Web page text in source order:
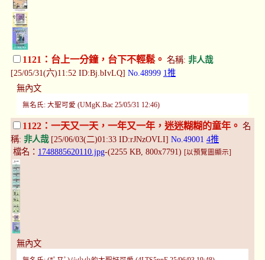
1121：台上一分鐘，台下不輕鬆。 名稱: 非人哉
[25/05/31(六)11:52 ID:Bj.bIvLQ] No.48999 1推
無內文
無名氏: 大聖可愛 (UMgK.Bac 25/05/31 12:46)
1122：一天又一天，一年又一年，迷迷糊糊的童年。 名
稱: 非人哉[25/06/03(二)01:33 ID:rJNzOVLI] No.49001 4推
檔名： 1748885620110.jpg-(2255 KB, 800x7791) [以預覽圖顯示]
無內文